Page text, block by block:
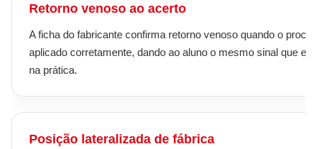
Retorno venoso ao acerto
A ficha do fabricante confirma retorno venoso quando o
aplicado corretamente, dando ao aluno o mesmo sinal que
na prática.
Posição lateralizada de fábrica